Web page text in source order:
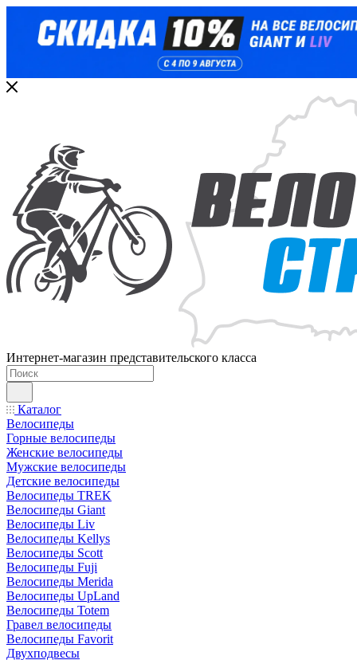
Интернет-магазин представительского класса
Каталог
Велосипеды
Горные велосипеды
Женские велосипеды
Мужские велосипеды
Детские велосипеды
Велосипеды TREK
Велосипеды Giant
Велосипеды Liv
Велосипеды Kellys
Велосипеды Scott
Велосипеды Fuji
Велосипеды Merida
Велосипеды UpLand
Велосипеды Totem
Гравел велосипеды
Велосипеды Favorit
Двухподвесы